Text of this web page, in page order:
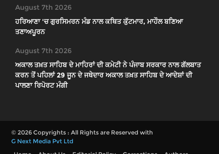
August 7th 2026
ਹਰਿਆਣਾ 'ਚ ਗੁਰਸਿਮਰਨ ਮੰਡ ਨਾਲ ਕਥਿਤ ਕੁੱਟਮਾਰ, ਮਾਹੌਲ ਬਣਿਆ
ਤਣਾਅਪੂਰਨ
August 7th 2026
ਅਕਾਲ ਤਖ਼ਤ ਸਾਹਿਬ ਦੇ ਮਾਹਿਰਾਂ ਦੀ ਕਮੇਟੀ ਨੇ ਪੰਜਾਬ ਸਰਕਾਰ ਨਾਲ ਗੱਲਬਾਤ
ਕਰਨ ਤੋਂ ਪਹਿਲਾਂ 29 ਜੂਨ ਦੇ ਜਥੇਦਾਰ ਅਕਾਲ ਤਖ਼ਤ ਸਾਹਿਬ ਦੇ ਆਦੇਸ਼ਾਂ ਦੀ
ਪਾਲਣਾ ਰਿਪੋਰਟ ਮੰਗੀ
© 2026 Copyrights : All Rights are Reserved with
G Next Media Pvt Ltd